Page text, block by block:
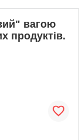
вагою
продуктів.